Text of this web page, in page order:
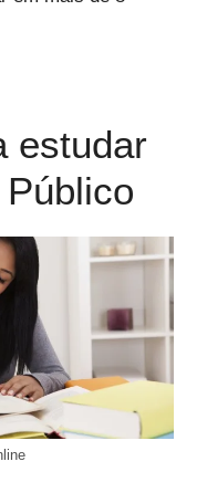
estudar